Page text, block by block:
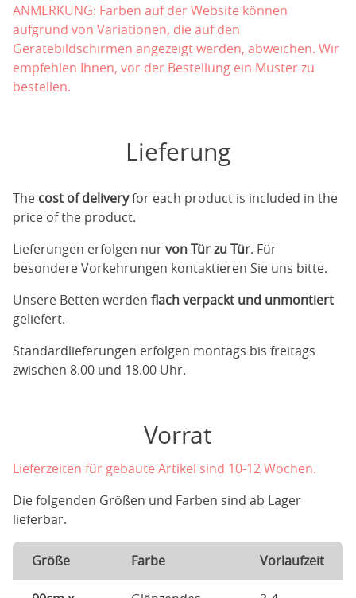
ANMERKUNG: Farben auf der Website können
aufgrund von Variationen, die auf den
Gerätebildschirmen angezeigt werden, abweichen. Wir
empfehlen Ihnen, vor der Bestellung ein Muster zu
bestellen.
Lieferung
The cost of deliveryfor each product is included in the
price of the product.
Lieferungen erfolgen nurvon Tür zu Tür. Für
besondere Vorkehrungen kontaktieren Sie uns bitte.
Unsere Betten werden flach verpackt und unmontiert
geliefert.
Standardlieferungen erfolgen montags bis freitags
zwischen 8.00 und 18.00 Uhr.
Vorrat
Lieferzeiten für gebaute Artikel sind 10-12 Wochen.
Die folgenden Größen und Farben sind ab Lager
lieferbar.
Größe Farbe Vorlaufzeit